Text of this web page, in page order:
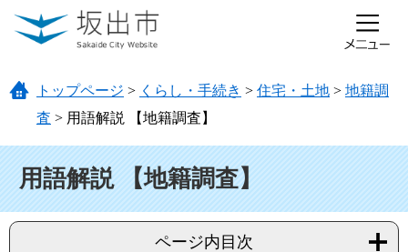
ページの先頭です。
メニューを飛ばして本文へ
トップページ > くらし・手続き > 住宅・土地 > 地籍調
査 > 用語解説 【地籍調査】
用語解説 【地籍調査】
ページ内目次